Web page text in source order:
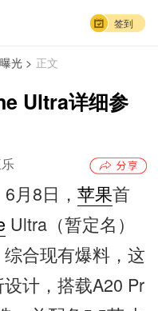
签到
光 > 正文
Ultra详细参
月8日，苹果首
Ultra（暂定名）
合现有爆料，这
计，搭载A20 Pr